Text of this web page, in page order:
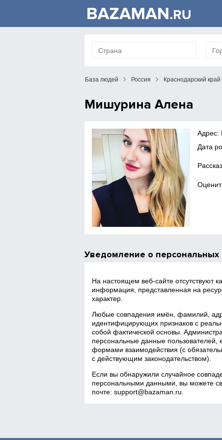
База людей Россия Краснодарский край
Мишурина Алена
Адрес:
Дата
Уведомление о персональных
На настоящем веб‑сайте отсутствуют
информация, представленная на
характер.
Любые совпадения имён, фамилий,
идентифицирующих признаков с
собой фактической основы.
персональные данные
формами взаимодействия (с
с действующим законодательством).
Если вы обнаружили случайное
персональными данными, вы можете
почте:support@bazaman.ru